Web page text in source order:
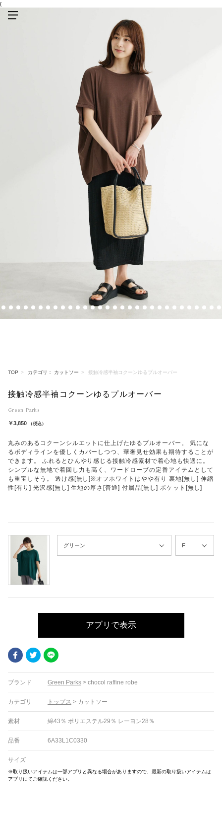
{
TOP カテゴリ： カットソー 接触冷感半袖コクーンゆるプルオーバー
接触冷感半袖コクーンゆるプルオーバー
Green Parks
￥3,850 （税込）
丸みのあるコクーンシルエットに仕上げたゆるプルオーバー。 気にな
るボディラインを優しくカバーしつつ、華奢見せ効果も期待することが
できます。 ふれるとひんやり感じる接触冷感素材で着心地も快適に。
シンプルな無地で着回し力も高く、ワードローブの定番アイテムとして
も重宝しそう。 透け感[無し]※オフホワイトはやや有り 裏地[無し] 伸縮
性[有り] 光沢感[無し] 生地の厚さ[普通] 付属品[無し] ポケット[無し]
アプリで表示
FacebookTwitter
ブランド Green Parks > chocol raffine robe
カテゴリ トップス > カットソー
素材 綿43％ ポリエステル29％ レーヨン28％
品番 6A33L1C0330
サイズ
※取り扱いアイテムは一部アプリと異なる場合がありますので、最新の取り扱いアイテムは
アプリにてご確認ください。
4 5 6 7 8 9 10 11 12 13 14 15 16 17 18 19 20 21 22 23 24 25 26 27 28 29 30 31 32 33